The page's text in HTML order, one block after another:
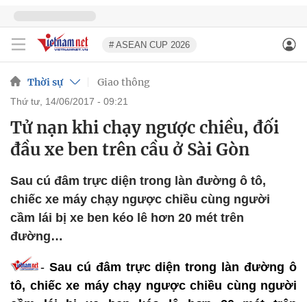
# ASEAN CUP 2026
Thời sự Giao thông
thứ tư, 14/06/2017 - 09:21
Tử nạn khi chạy ngược chiều, đối
đầu xe ben trên cầu ở Sài Gòn
Sau cú đâm trực diện trong làn đường ô tô,
chiếc xe máy chạy ngược chiều cùng người
cầm lái bị xe ben kéo lê hơn 20 mét trên
đường…
- Sau cú đâm trực diện trong làn đường ô
tô, chiếc xe máy chạy ngược chiều cùng người